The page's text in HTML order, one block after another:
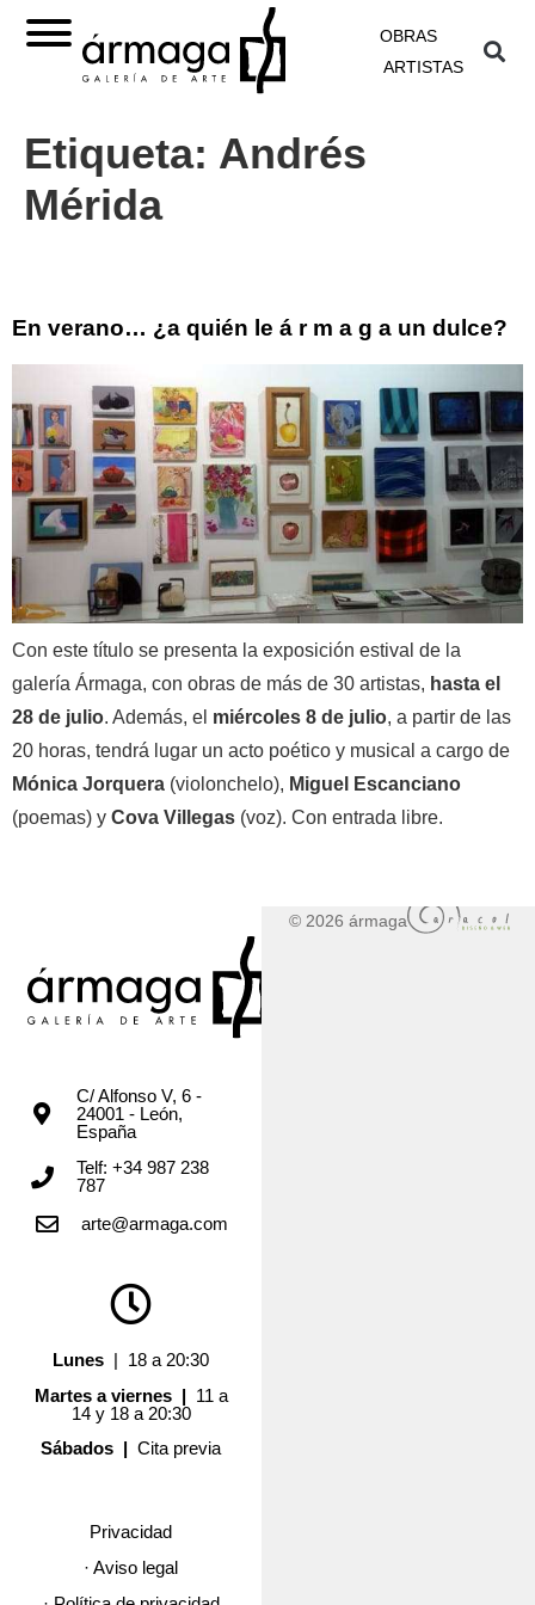
OBRAS
ARTISTAS
Etiqueta: Andrés
Mérida
En verano… ¿a quién le á r m a g a un dulce?
Con este título se presenta la exposición estival de la
galería Ármaga, con obras de más de 30 artistas, hasta el
28 de julio. Además, el miércoles 8 de julio, a partir de las
20 horas, tendrá lugar un acto poético y musical a cargo de
Mónica Jorquera (violonchelo), Miguel Escanciano
(poemas) y Cova Villegas (voz). Con entrada libre.
C/ Alfonso V, 6 -
24001 - León,
España
Telf: +34 987 238
787
arte@armaga.com
Lunes | 18 a 20:30
Martes a viernes | 11 a
14 y 18 a 20:30
Sábados |Cita previa
Privacidad
· Aviso legal
© 2026 ármaga